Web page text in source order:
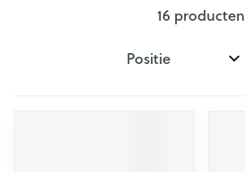
16 producten
Sorteer op: